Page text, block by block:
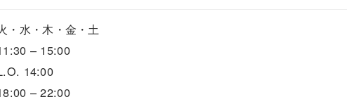
・水・木・金・土
– 15:00
14:00
– 22:00